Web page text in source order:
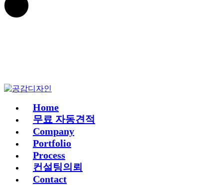
Home
무료 자동견적
Company
Portfolio
Process
컨설팅의뢰
Contact